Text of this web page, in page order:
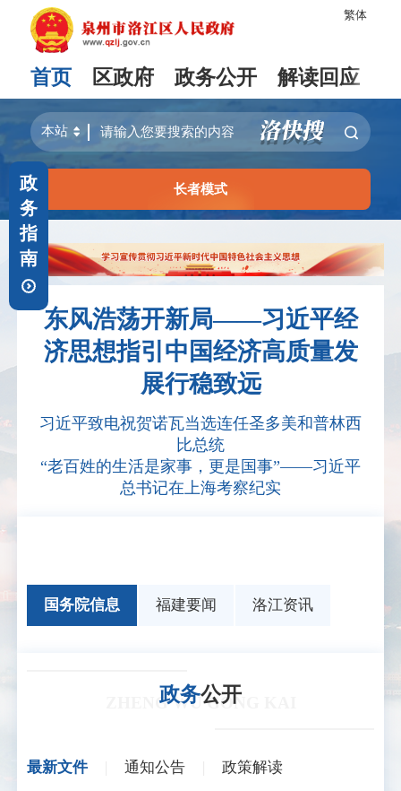
繁体
首页 区政府 政务公开 解读回应
长者模式
政
务
指
南
东风浩荡开新局——习近平经
济思想指引中国经济高质量发
展行稳致远
习近平致电祝贺诺瓦当选连任圣多美和普林西
比总统
“老百姓的生活是家事，更是国事”——习近平
总书记在上海考察纪实
国务院信息 福建要闻 洛江资讯
政务公开
ZHENG WU GONG KAI
最新文件 通知公告 政策解读